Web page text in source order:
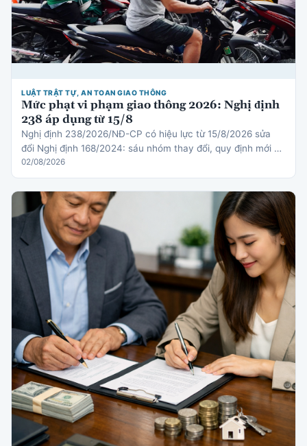
LUẬT TRẬT TỰ, AN TOAN GIAO THÔNG
Mức phạt vi phạm giao thông 2026: Nghị định
238 áp dụng từ 15/8
Nghị định 238/2026/NĐ-CP có hiệu lực từ 15/8/2026 sửa
đổi Nghị định 168/2024: sáu nhóm thay đổi, quy định mới về
thiết bị an toàn cho trẻ em, cơ chế trừ điểm gi…
02/08/2026